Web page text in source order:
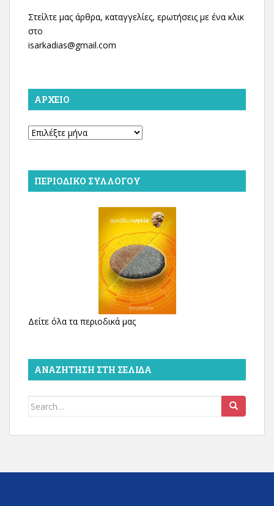
Στείλτε μας άρθρα, καταγγελίες, ερωτήσεις με ένα κλικ
στο
isarkadias@gmail.com
ΑΡΧΕΊΟ
Αρχείο
ΠΕΡΙΟΔΙΚΌ ΣΥΛΛΌΓΟΥ
Δείτε όλα τα περιοδικά μας
ΑΝΑΖΉΤΗΣΗ ΣΤΗ ΣΕΛΊΔΑ
Search